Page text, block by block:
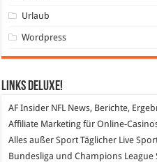
Urlaub
Wordpress
Links DeLuXe!
AF Insider NFL News, Berichte,
Affiliate Marketing für Online-
Alles außer SportTäglicher Live
Bundesliga und Champions League